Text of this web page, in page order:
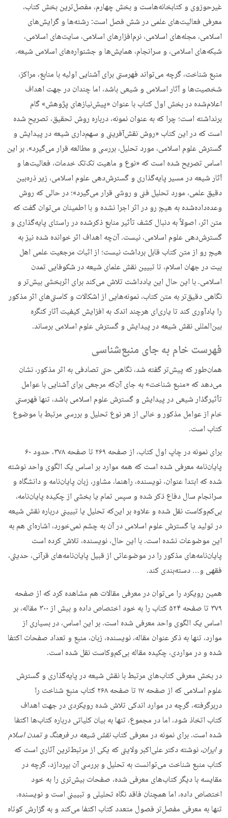
غیرحوزوی و کتابخانه‌هاست و بخش چهارم، مفصل‌ترین بخش کتاب،
معرفی فعالیت‌های علمی در شش فصل است: رشته‌ها و گرایش‌های
اسلامی، مجله‌های اسلامی، نرم‌افزارهای اسلامی، سایت‌های اسلامی،
شبکه‌های اسلامی، و سرانجام، همایش‌ها و جشنواره‌های اسلامی شیعه.
منبع شناخت، گرچه می‌تواند فهرستی برای آشنایی اولیه با منابع، مراکز،
شخصیت‌ها و آثار اسلامی و شیعی باشد، اما چندان در جهت اهداف
اعلام‌شده در بخش اول کتاب با عنوان «پیش‌نیازهای پژوهش» گام
برنداشته است؛ چرا که به عنوان نمونه، درباره روش تحقیق، تصریح شده
است که در این کتاب «روش نقش‌آفرینی و سهم‌داری شیعه در پیدایش و
گسترش علوم اسلامی، مورد تحلیل، بررسی و مطالعه قرار می‌گیرد». بر این
اساس تصریح شده است که «نوع و ماهیت تک‌تک خدمات، فعالیت‌ها و
آثار شیعه در مسیر پایه‌گذاری و گسترش‌دهی علوم اسلامی، زیر ذره‌بین
دقیق علمی، مورد تحلیل فنی و روشی قرار می‌گیرد»؛ در حالی که روش
وعده‌داده‌شده به هیچ رو در اثر اجرا نشده و با اطمینان می‌توان گفت که
متن اثر، اصولاً به دنبال کشف تأثیر منابع ذکرشده در راستای پایه‌گذاری و
گسترش‌دهی علوم اسلامی، نیست. آن‌چه اهداف اثر خوانده شده نیز به
هیچ رو از متن کتاب قابل برداشت نیست؛ از اثبات مرجعیت علمی اهل
بیت در جهان اسلام، تا تبیین نقش علمای شیعه در شکوفایی تمدن
اسلامی. با این حال این یادداشت تلاش می‌کند برای اثربخشی بیش‌تر و
نگاهی دقیق‌تر به متن کتاب، نمونه‌هایی از اشکالات و کاستی‌های اثر مذکور
را یادآوری کند تا یاری‌ای هرچند اندک به افزایش کیفیت آثار کنگره
بین‌المللی نقش شیعه در پیدایش و گسترش علوم اسلامی برساند.
فهرست خام به جای منبع‌شناسی
همان‌طور که پیش‌تر گفته شد، نگاهی حتی تصادفی به اثر مذکور، نشان
می‌دهد که «منبع شناخت» به جای آن‌که مرجعی برای آشنایی با عوامل
تأثیرگذار شیعی در پیدایش و گسترش علوم اسلامی باشد، تنها فهرستی
خام از عوامل مذکور و خالی از هر نوع تحلیل و بررسی مرتبط با موضوع
کتاب است.
برای نمونه در چاپ اول کتاب، از صفحه ۲۶۹ تا صفحه‌ ۳۷۸، حدود ۶۰
پایان‌نامه معرفی شده است که همه موارد بر اساس یک الگوی واحد نوشته
شده که ابتدا عنوان، نویسنده، راهنما، مشاور، زبان پایان‌نامه و دانشگاه و
سرانجام سال دفاع ذکر شده و سپس تمام یا بخشی از چکیده پایان‌نامه،
بی‌کم‌وکاست نقل شده و علاوه بر این‌که تحلیل یا تبیینی درباره نقش شیعه
در تولید یا گسترش علوم اسلامی در آن به چشم نمی‌خورد، اشاره‌ای هم به
این موضوعات نشده است. با این حال، نویسنده، تلاش کرده است
پایان‌نامه‌های مذکور را در موضوعاتی از قبیل پایان‌نامه‌های قرآنی، حدیثی،
فقهی و… دسته‌بندی کند.
همین رویکرد را می‌توان در معرفی مقالات هم مشاهده کرد که از صفحه
۳۷۹ تا صفحه ۵۲۴ کتاب را به خود اختصاص داده و بیش از ۳۰۰ مقاله، بر
اساس یک الگوی واحد معرفی شده است. بر این اساس، در بسیاری از
موارد، تنها به ذکر عنوان مقاله، نویسنده،‌ زبان، منبع و تعداد صفحات اکتفا
شده و در مواردی، چکیده مقاله بی‌کم‌وکاست نقل شده است.
در بخش معرفی کتاب‌های مرتبط با نقش شیعه در پایه‌گذاری و گسترش
علوم اسلامی که از صفحه ۱۷ تا صفحه ۲۶۸ کتاب منبع شناخت را
دربرگرفته، گرچه در موارد اندکی تلاش شده رویکردی در جهت اهداف
کتاب اتخاذ شود، اما در مجموع، تنها به بیان کلیاتی درباره کتاب‌ها اکتفا
شده است. برای نمونه در معرفی کتابنقش شیعه در فرهنگ و تمدن اسلام
و ایران،نوشته دکتر علی‌اکبر ولایتی که یکی از مرتبط‌ترین آثاری است که
کتاب منبع شناخت می‌توانست به تحلیل و بررسی آن بپردازد، گرچه در
مقایسه با دیگر کتاب‌های معرفی شده، صفحات بیش‌تری را به خود
اختصاص داده، اما همچنان فاقد نگاه تحلیلی و تبیینی است و نویسنده،
تنها به معرفی مفصل‌تر فصول متعدد کتاب اکتفا می‌کند و به گزارش کوتاه